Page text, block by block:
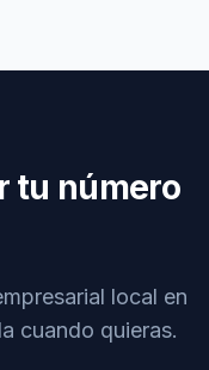
tu número
local en
cuando quieras.